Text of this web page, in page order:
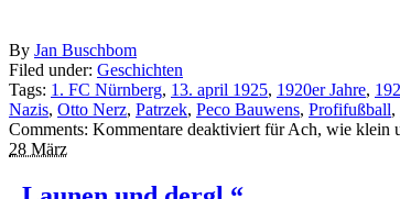
By Jan Buschbom
Filed under: Geschichten
Tags: 1. FC Nürnberg, 13. april 1925, 1920er Jahre,
Nazis, Otto Nerz, Patrzek, Peco Bauwens, Profifußball,
Comments: Kommentare deaktiviert für Ach, wie klein
28 März